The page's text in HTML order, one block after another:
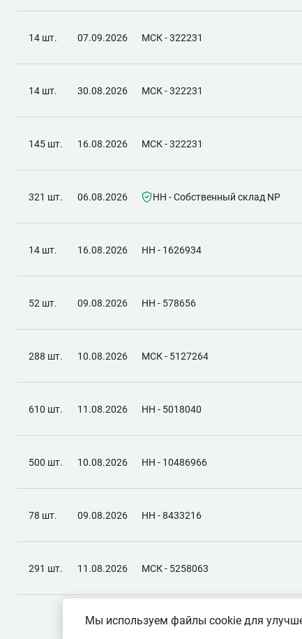
14 шт. 07.09.2026 МСК - 322231
14 шт. 30.08.2026 МСК - 322231
145 шт. 16.08.2026 МСК - 322231
321 шт. 06.08.2026 НН - Собственный склад NP
14 шт. 16.08.2026 НН - 1626934
52 шт. 09.08.2026 НН - 578656
288 шт. 10.08.2026 МСК - 5127264
610 шт. 11.08.2026 НН - 5018040
500 шт. 10.08.2026 НН - 10486966
78 шт. 09.08.2026 НН - 8433216
291 шт. 11.08.2026 МСК - 5258063
Мы используем файлы cookie для